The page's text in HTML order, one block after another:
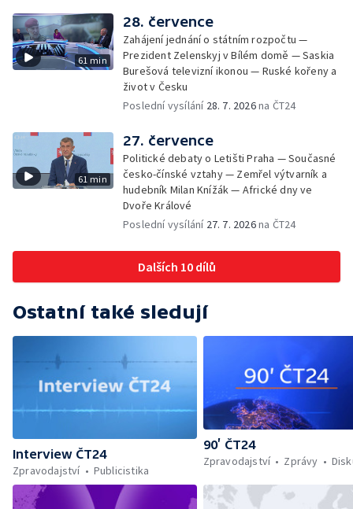
61 min
28. července
Zahájení jednání o státním rozpočtu —
Prezident Zelenskyj v Bílém domě — Saskia
Burešová televizní ikonou — Ruské kořeny a
život v Česku
Poslední vysílání 28. 7. 2026na ČT24
61 min
27. července
Politické debaty o Letišti Praha — Současné
česko-čínské vztahy — Zemřel výtvarník a
hudebník Milan Knížák — Africké dny ve
Dvoře Králové
Poslední vysílání 27. 7. 2026na ČT24
Dalších 10 dílů
Ostatní také sledují
Interview ČT24
Zpravodajství
Publicistika
90’ ČT24
Zpravodajství
Zprávy